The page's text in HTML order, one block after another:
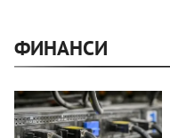
ФИНАНСИ